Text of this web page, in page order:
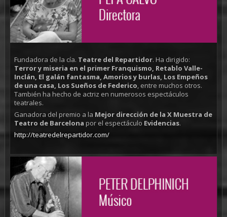
Fundadora de la cía. Teatre del Repartidor. Ha dirigido:
Terror y miseria en el primer Franquismo, Retablo Valle-
Inclán, El galán fantasma, Amorios y burlas, Los Empeños
de una casa, Los Sueños de Federico, entre muchos otros.
También ha hecho de actriz en numerosos espectáculos
teatrales.
Ganadora del premio a la Mejor dirección de la X Muestra de
Teatro de Barcelona por el espectáculo Evidencias.
http://teatredelrepartidor.com/